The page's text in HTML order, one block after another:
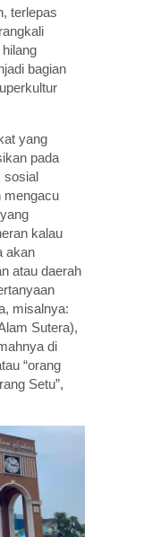
terlepas
bagian
yang
pada
sosial
mengacu
kalau
akan
atau daerah
misalnya:
Sutera),
di
“orang
Setu”,